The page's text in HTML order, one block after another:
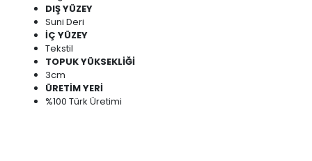
DIŞ YÜZEY
Suni Deri
İÇ YÜZEY
Tekstil
TOPUK YÜKSEKLİĞİ
3cm
ÜRETİM YERİ
%100 Türk Üretimi